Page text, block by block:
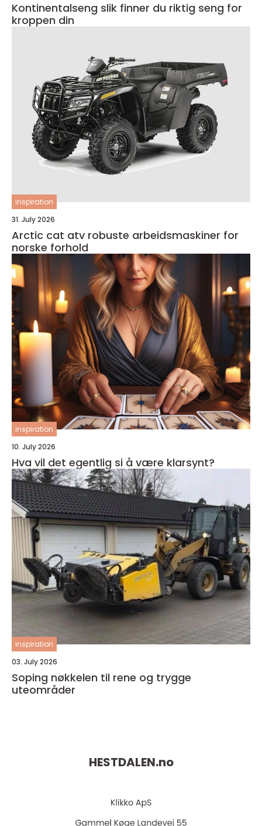
Kontinentalseng slik finner du riktig seng for
kroppen din
inspiration
31. July 2026
Arctic cat atv robuste arbeidsmaskiner for
norske forhold
inspiration
10. July 2026
Hva vil det egentlig si å være klarsynt?
inspiration
03. July 2026
Soping nøkkelen til rene og trygge
uteområder
HESTDALEN.no